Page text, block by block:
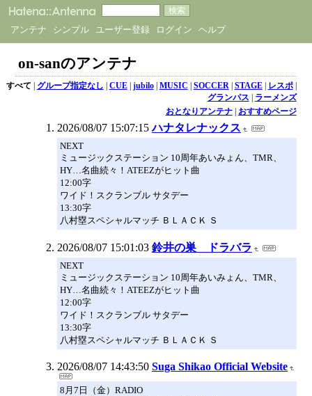
アンテナ シンプル ユーザー登録 ログイン ヘルプ
on-sanのアンテナ
すべて | グループ指定なし | CUE| jubilo| MUSIC | SOCCER| STAGE| レスポ|
グランパス | ラーメンズ
おとなりアンテナ| おすすめページ
2026/08/07 15:07:15 ハナタレナックス
NEXT
ミュージックステーション 10周年あいみょん、TMR、
HY…名曲続々！ATEEZがヒット曲
12:00字
ワイド！スクランブル サタデー
13:30字
八村塁スペシャルマッチ ＢＬＡＣＫ Ｓ
2026/08/07 15:01:03 鈴井の巣 ドラバラ
NEXT
ミュージックステーション 10周年あいみょん、TMR、
HY…名曲続々！ATEEZがヒット曲
12:00字
ワイド！スクランブル サタデー
13:30字
八村塁スペシャルマッチ ＢＬＡＣＫ Ｓ
2026/08/07 14:43:50 Suga Shikao Official Website
8月7日（金）RADIO